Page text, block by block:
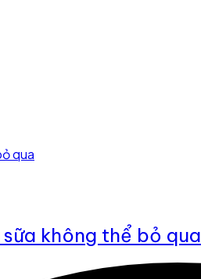
không thể bỏ qua